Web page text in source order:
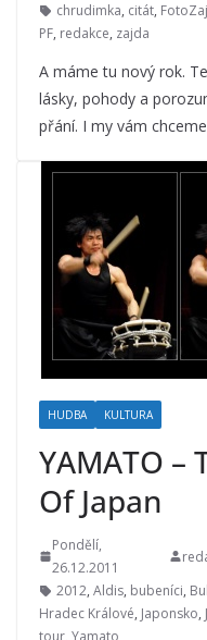
chrudimka, citát,
PF, redakce, zajda
A máme tu nový rok.
lásky, pohody a
přání. I my vám
HUDBA KULTURA
YAMATO –
Of Japan
Pondělí,
26.12.2011
2012, Aldis, bubeníci,
Hradec Králové, Japonsko,